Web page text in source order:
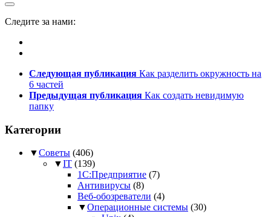
Следите за нами:
Следующая публикация Как разделить окружность на
6 частей
Предыдущая публикация Как создать невидимую
папку
Категории
▼Советы (406)
▼IT (139)
1С:Предприятие (7)
Антивирусы (8)
Веб-обозреватели (4)
▼Операционные системы (30)